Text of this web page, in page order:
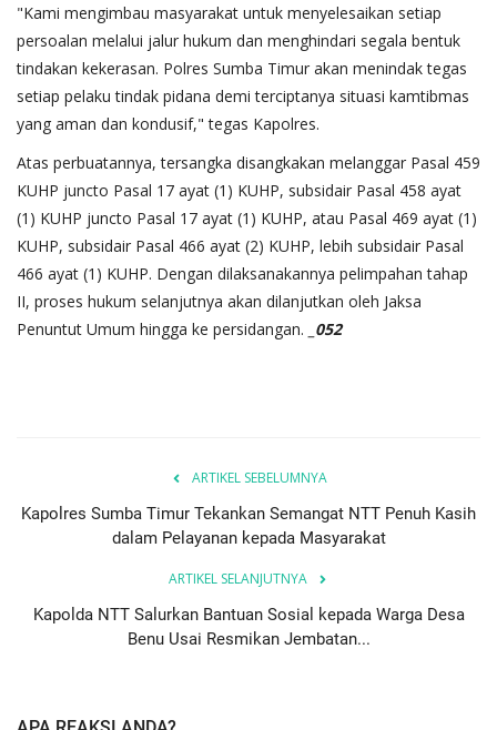
"Kami mengimbau masyarakat untuk menyelesaikan setiap
persoalan melalui jalur hukum dan menghindari segala bentuk
tindakan kekerasan. Polres Sumba Timur akan menindak tegas
setiap pelaku tindak pidana demi terciptanya situasi kamtibmas
yang aman dan kondusif," tegas Kapolres.
Atas perbuatannya, tersangka disangkakan melanggar Pasal 459
KUHP juncto Pasal 17 ayat (1) KUHP, subsidair Pasal 458 ayat
(1) KUHP juncto Pasal 17 ayat (1) KUHP, atau Pasal 469 ayat (1)
KUHP, subsidair Pasal 466 ayat (2) KUHP, lebih subsidair Pasal
466 ayat (1) KUHP. Dengan dilaksanakannya pelimpahan tahap
II, proses hukum selanjutnya akan dilanjutkan oleh Jaksa
Penuntut Umum hingga ke persidangan.
_052
ARTIKEL SEBELUMNYA
Kapolres Sumba Timur Tekankan Semangat NTT Penuh Kasih
dalam Pelayanan kepada Masyarakat
ARTIKEL SELANJUTNYA
Kapolda NTT Salurkan Bantuan Sosial kepada Warga Desa
Benu Usai Resmikan Jembatan...